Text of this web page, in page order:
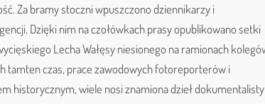
Za bramy stoczni wpuszczono dziennikarzy i
Dzięki nim na czołówkach prasy opublikowano setki
Lecha Wałęsy niesionego na ramionach
tamten czas, prace zawodowych fotoreporterów i
historycznym, wiele nosi znamiona dzieł